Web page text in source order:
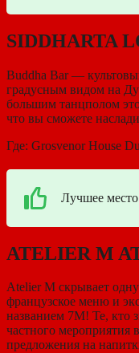
SIDDHARTA
Buddha Bar —
градусным видом на
большим танцполом
что вы сможете
Где: Grosvenor House
Лучшее
ATELIER M
Atelier M скрывает
французское меню и
названием 7M! Те, кто
частного мероприятия
предложения на